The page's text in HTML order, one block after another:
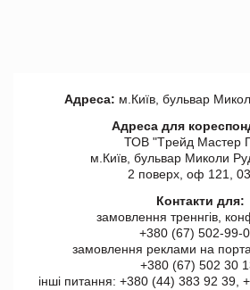
Адреса: м.Київ, бульвар
Адреса для
ТОВ "Tрейд Мастер
м.Київ, бульвар Миколи
2 поверх, оф 121,
Контакти для:
замовлення треннгів,
+380 (67) 502-99-
замовлення реклами на
+380 (67) 502 30
інші питання: +380 (44) 383 92 39,